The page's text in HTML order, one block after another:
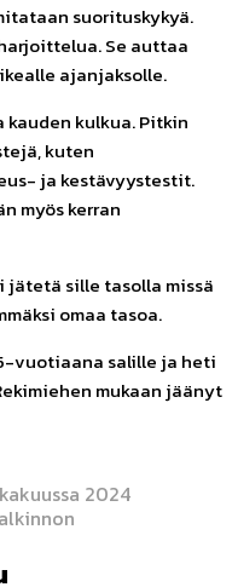
suorituskykyä.
Se auttaa
ajanjaksolle.
kauden kulkua. Pitkin
kuten
ja kestävyystestit.
myös kerran
sille tasolla missä
omaa tasoa.
vuotiaana salille ja heti
mukaan jäänyt
2024